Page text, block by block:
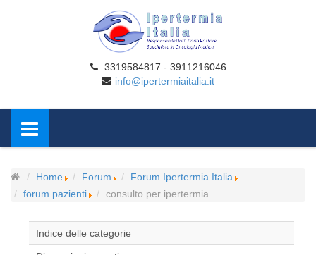
3319584817 - 3911216046
info@ipertermiaitalia.it
Home Forum
Forum Ipertermia Italia
forum pazienti
consulto per ipertermia
Indice delle categorie